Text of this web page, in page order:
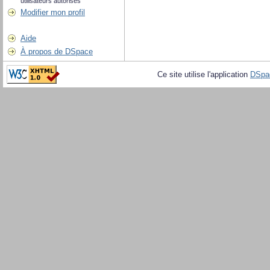
Modifier mon profil
Aide
À propos de DSpace
Ce site utilise l'application